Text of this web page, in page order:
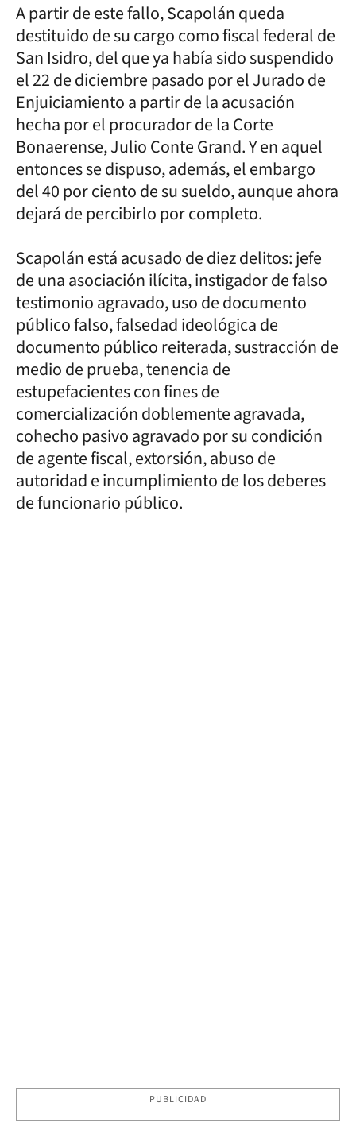
A partir de este fallo, Scapolán queda
destituido de su cargo como fiscal federal de
San Isidro, del que ya había sido suspendido
el 22 de diciembre pasado por el Jurado de
Enjuiciamiento a partir de la acusación
hecha por el procurador de la Corte
Bonaerense, Julio Conte Grand. Y en aquel
entonces se dispuso, además, el embargo
del 40 por ciento de su sueldo, aunque ahora
dejará de percibirlo por completo.
Scapolán está acusado de diez delitos: jefe
de una asociación ilícita, instigador de falso
testimonio agravado, uso de documento
público falso, falsedad ideológica de
documento público reiterada, sustracción de
medio de prueba, tenencia de
estupefacientes con fines de
comercialización doblemente agravada,
cohecho pasivo agravado por su condición
de agente fiscal, extorsión, abuso de
autoridad e incumplimiento de los deberes
de funcionario público.
PUBLICIDAD